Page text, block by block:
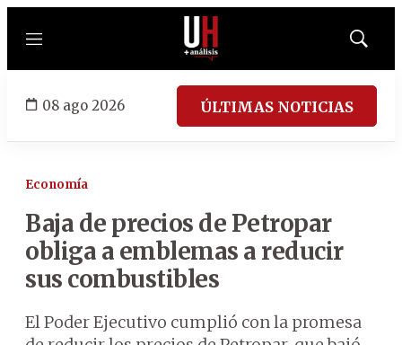
Menú
Mostrar
08 ago 2026 ÚLTIMAS NOTICIAS
Economía
Baja de precios de Petropar
obliga a emblemas a reducir
sus combustibles
El Poder Ejecutivo cumplió con la promesa